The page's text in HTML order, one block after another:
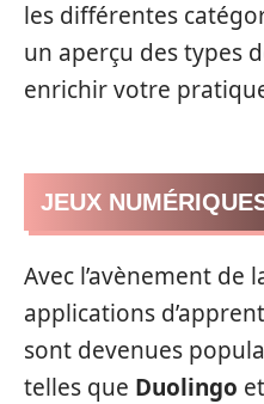
les différentes
un aperçu des types
enrichir votre
JEUX
Avec l’avènement de
applications
sont devenues
telles que Duolingo et